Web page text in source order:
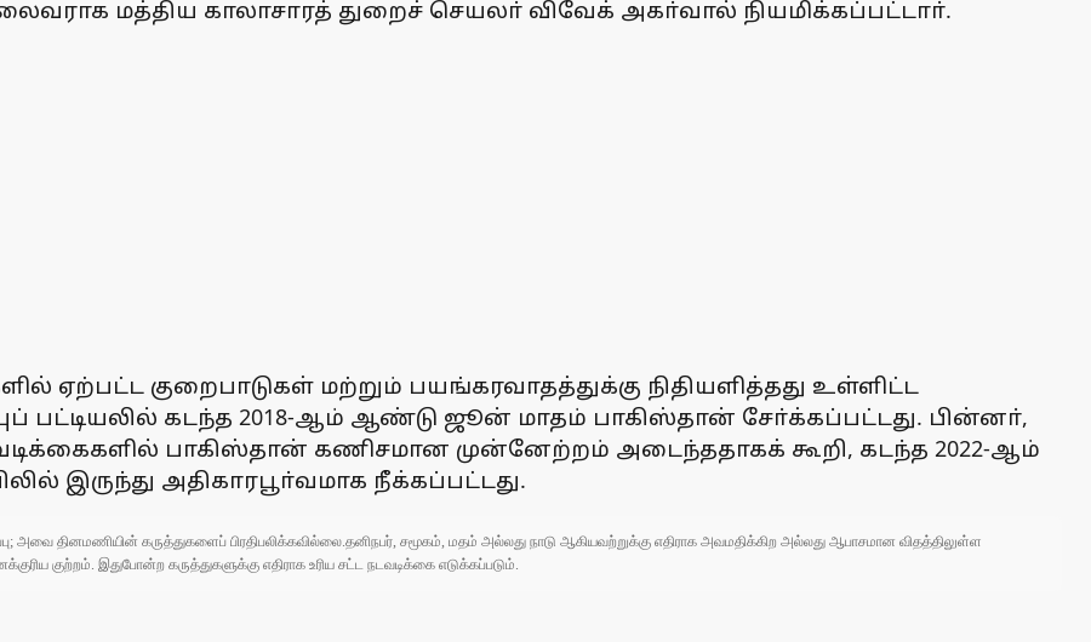
மத்திய காலாசாரத் துறைச் செயலா் விவேக் அகா்வால் நியமிக்கப்பட்டாா்.
ஏற்பட்ட குறைபாடுகள் மற்றும் பயங்கரவாதத்துக்கு நிதியளித்தது உள்ளிட்ட
பட்டியலில் கடந்த 2018-ஆம் ஆண்டு ஜூன் மாதம் பாகிஸ்தான் சோ்க்கப்பட்டது. பின்னா்,
பாகிஸ்தான் கணிசமான முன்னேற்றம் அடைந்ததாகக் கூறி, கடந்த 2022-ஆம்
இருந்து அதிகாரபூா்வமாக நீக்கப்பட்டது.
அவை தினமணியின் கருத்துகளைப் பிரதிபலிக்கவில்லை.தனிநபர், சமூகம், மதம் அல்லது நாடு ஆகியவற்றுக்கு எதிராக அவமதிக்கிற அல்லது ஆபாசமான விதத்திலுள்ள
குற்றம். இதுபோன்ற கருத்துகளுக்கு எதிராக உரிய சட்ட நடவடிக்கை எடுக்கப்படும்.